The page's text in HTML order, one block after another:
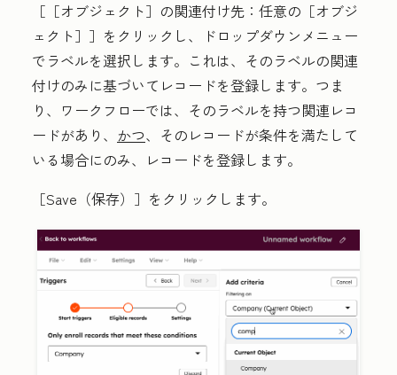
［［オブジェクト］の関連付け先：任意の［オブジ
ェクト］］をクリックし、ドロップダウンメニュー
でラベルを選択します。これは、そのラベルの関連
付けのみに基づいてレコードを登録します。つま
り、ワークフローでは、そのラベルを持つ関連レコ
ードがあり、 かつ、そのレコードが条件を満たして
いる場合にのみ、レコードを登録します。
［Save（保存）］ をクリックします。